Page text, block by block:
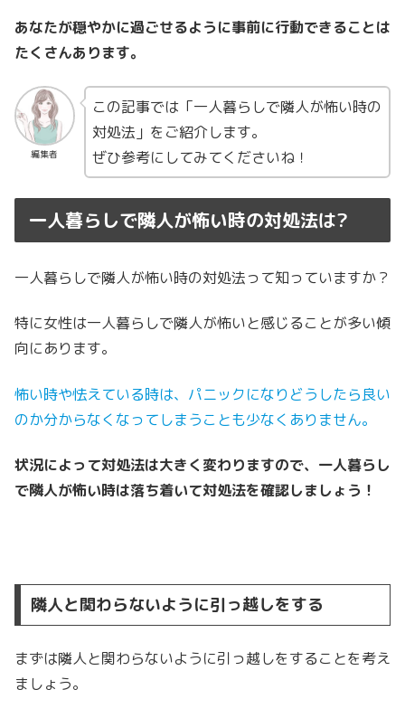
あなたが穏やかに過ごせるように事前に行動できることは
たくさんあります。
編集者
この記事では「一人暮らしで隣人が怖い時の
対処法」をご紹介します。
ぜひ参考にしてみてくださいね！
一人暮らしで隣人が怖い時の対処法は?
一人暮らしで隣人が怖い時の対処法って知っていますか？
特に女性は一人暮らしで隣人が怖いと感じることが多い傾
向にあります。
怖い時や怯えている時は、パニックになりどうしたら良い
のか分からなくなってしまうことも少なくありません。
状況によって対処法は大きく変わりますので、一人暮らし
で隣人が怖い時は落ち着いて対処法を確認しましょう！
隣人と関わらないように引っ越しをする
まずは隣人と関わらないように引っ越しをすることを考え
ましょう。